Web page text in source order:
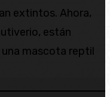
extintos. Ahora,
están
mascota reptil